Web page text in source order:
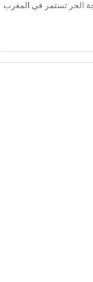
الحر تستمر في المغرب